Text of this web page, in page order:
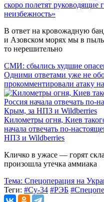
скоро полетят руководящие
неизбежность»
В ответ на кровожадную
и Азовском морях мы в
то нерешительно
СМИ: сбылись худшие
Одними ответами уже не
прокомментировали атаку
Километры огня, Киев
начала отвечать по-
НПЗ и Wildberries
Кличко в ужасе — горят
произошла утечка аммиака
Тема: Спецоперация на
Теги: #Су-34 #РЭБ